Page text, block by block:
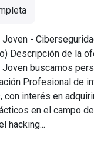
-
Descripción de la
Joven buscamos
Profesional de
con interés en
en el campo
hacking...